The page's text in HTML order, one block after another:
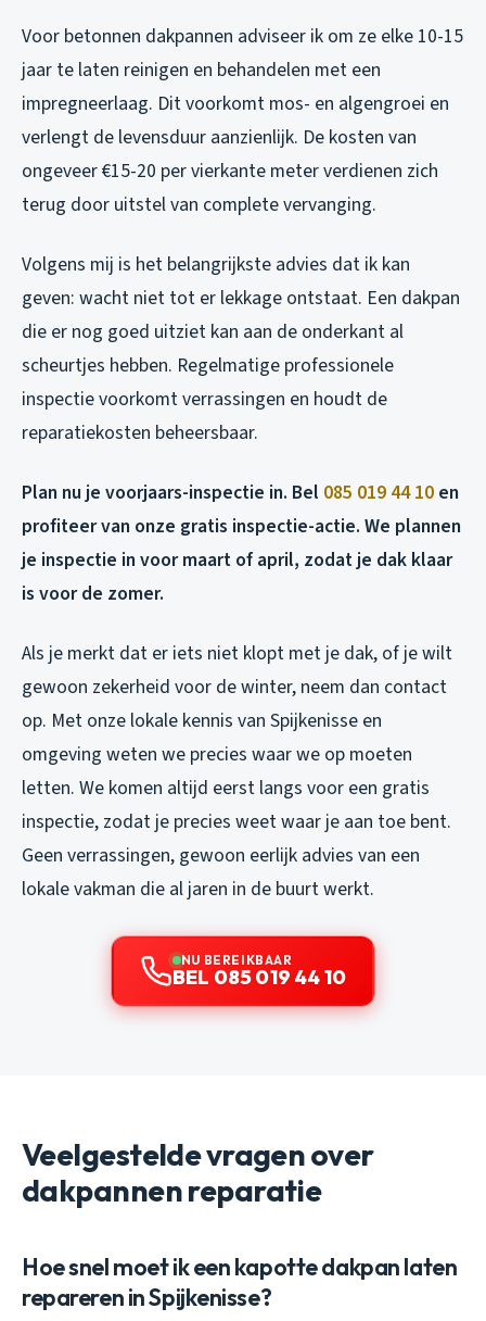
Voor betonnen dakpannen adviseer ik om ze elke 10-15
jaar te laten reinigen en behandelen met een
impregneerlaag. Dit voorkomt mos- en algengroei en
verlengt de levensduur aanzienlijk. De kosten van
ongeveer €15-20 per vierkante meter verdienen zich
terug door uitstel van complete vervanging.
Volgens mij is het belangrijkste advies dat ik kan
geven: wacht niet tot er lekkage ontstaat. Een dakpan
die er nog goed uitziet kan aan de onderkant al
scheurtjes hebben. Regelmatige professionele
inspectie voorkomt verrassingen en houdt de
reparatiekosten beheersbaar.
Plan nu je voorjaars-inspectie in. Bel 085 019 44 10 en
profiteer van onze gratis inspectie-actie. We plannen
je inspectie in voor maart of april, zodat je dak klaar
is voor de zomer.
Als je merkt dat er iets niet klopt met je dak, of je wilt
gewoon zekerheid voor de winter, neem dan contact
op. Met onze lokale kennis van Spijkenisse en
omgeving weten we precies waar we op moeten
letten. We komen altijd eerst langs voor een gratis
inspectie, zodat je precies weet waar je aan toe bent.
Geen verrassingen, gewoon eerlijk advies van een
lokale vakman die al jaren in de buurt werkt.
NU BEREIKBAAR
BEL 085 019 44 10
Veelgestelde vragen over
dakpannen reparatie
Hoe snel moet ik een kapotte dakpan laten
repareren in Spijkenisse?